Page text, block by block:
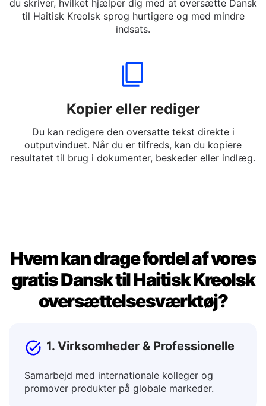
Din Haitisk Kreolsk oversættelse vises straks — ingen
knapper, ingen ventetid. Den opdateres i realtid, mens
du skriver, hvilket hjælper dig med at oversætte Dansk
indsats.
Kopier eller rediger
Du kan redigere den oversatte tekst direkte i
Hvem kan drage fordel af vores
gratis Dansk til Haitisk Kreolsk
1. Virksomheder & Professionelle